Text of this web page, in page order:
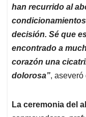
han recurrido al
decisión. Sé que
encontrado a
corazón una
dolorosa”,
La ceremonia del